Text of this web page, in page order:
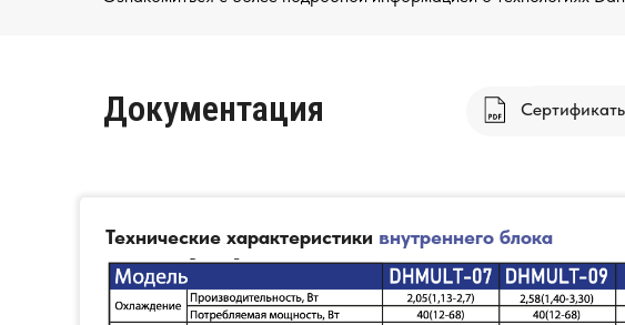
Документация
Технические характеристики внутреннего блока